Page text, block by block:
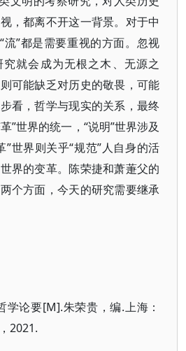
，都离不开这一背景。对于中
流”都是需要重视的方面。忽视
究就会成为无根之木、无源之
可能缺乏对历史的敬畏，可能
看，哲学与现实的关系，最终
”世界的统一，“说明”世界涉及
”世界则关乎“规范”人自身的活
界的变革。陈荣捷和萧萐父的
个方面，今天的研究需要继承
学论要[M].朱荣贵，编.上海：
2021.